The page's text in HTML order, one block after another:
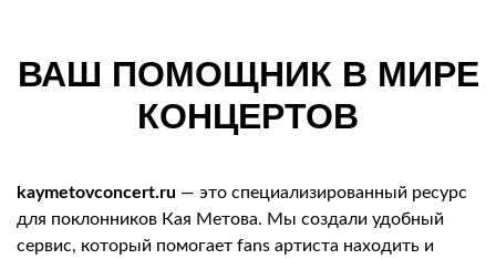
ВАШ ПОМОЩНИК В МИРЕ
КОНЦЕРТОВ
kaymetovconcert.ru — это специализированный ресурс
для поклонников Кая Метова. Мы создали удобный
сервис, который помогает fans артиста находить и